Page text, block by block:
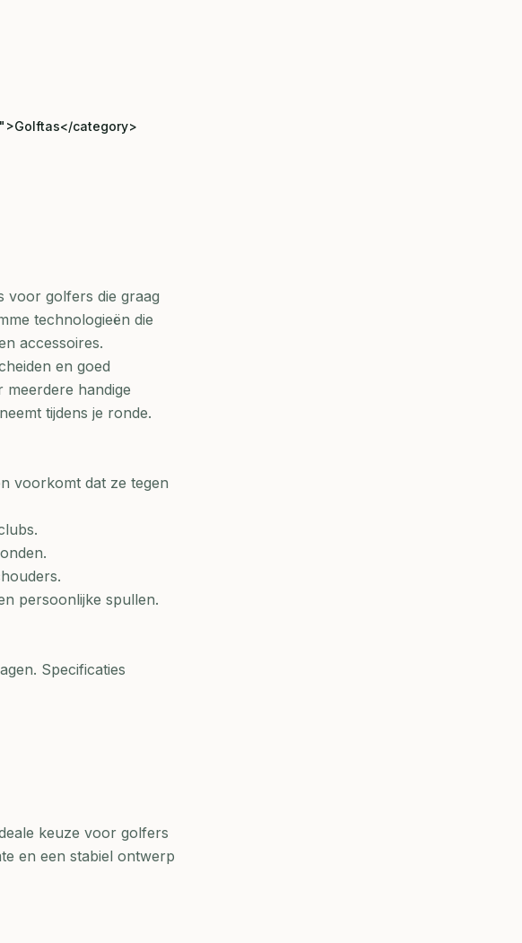
category>
voor golfers die graag
technologieën die
accessoires.
en goed
meerdere handige
tijdens je ronde.
voorkomt dat ze tegen
persoonlijke spullen.
Specificaties
keuze voor golfers
en een stabiel ontwerp